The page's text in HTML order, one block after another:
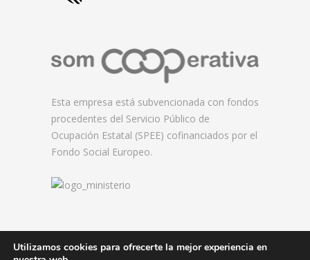
Esta empresa está subvencionada con fondos
Ocupación Estatal (SPEE) cofinanciados por el
Utilizamos cookies para ofrecerte la mejor experiencia en